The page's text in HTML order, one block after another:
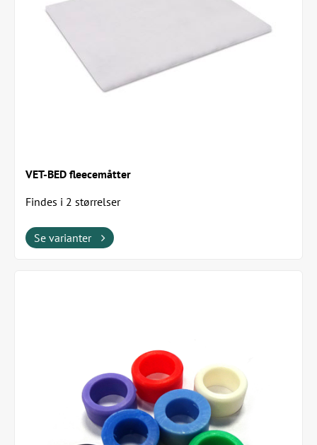
VET-BED fleecemåtter
Findes i 2 størrelser
Se varianter